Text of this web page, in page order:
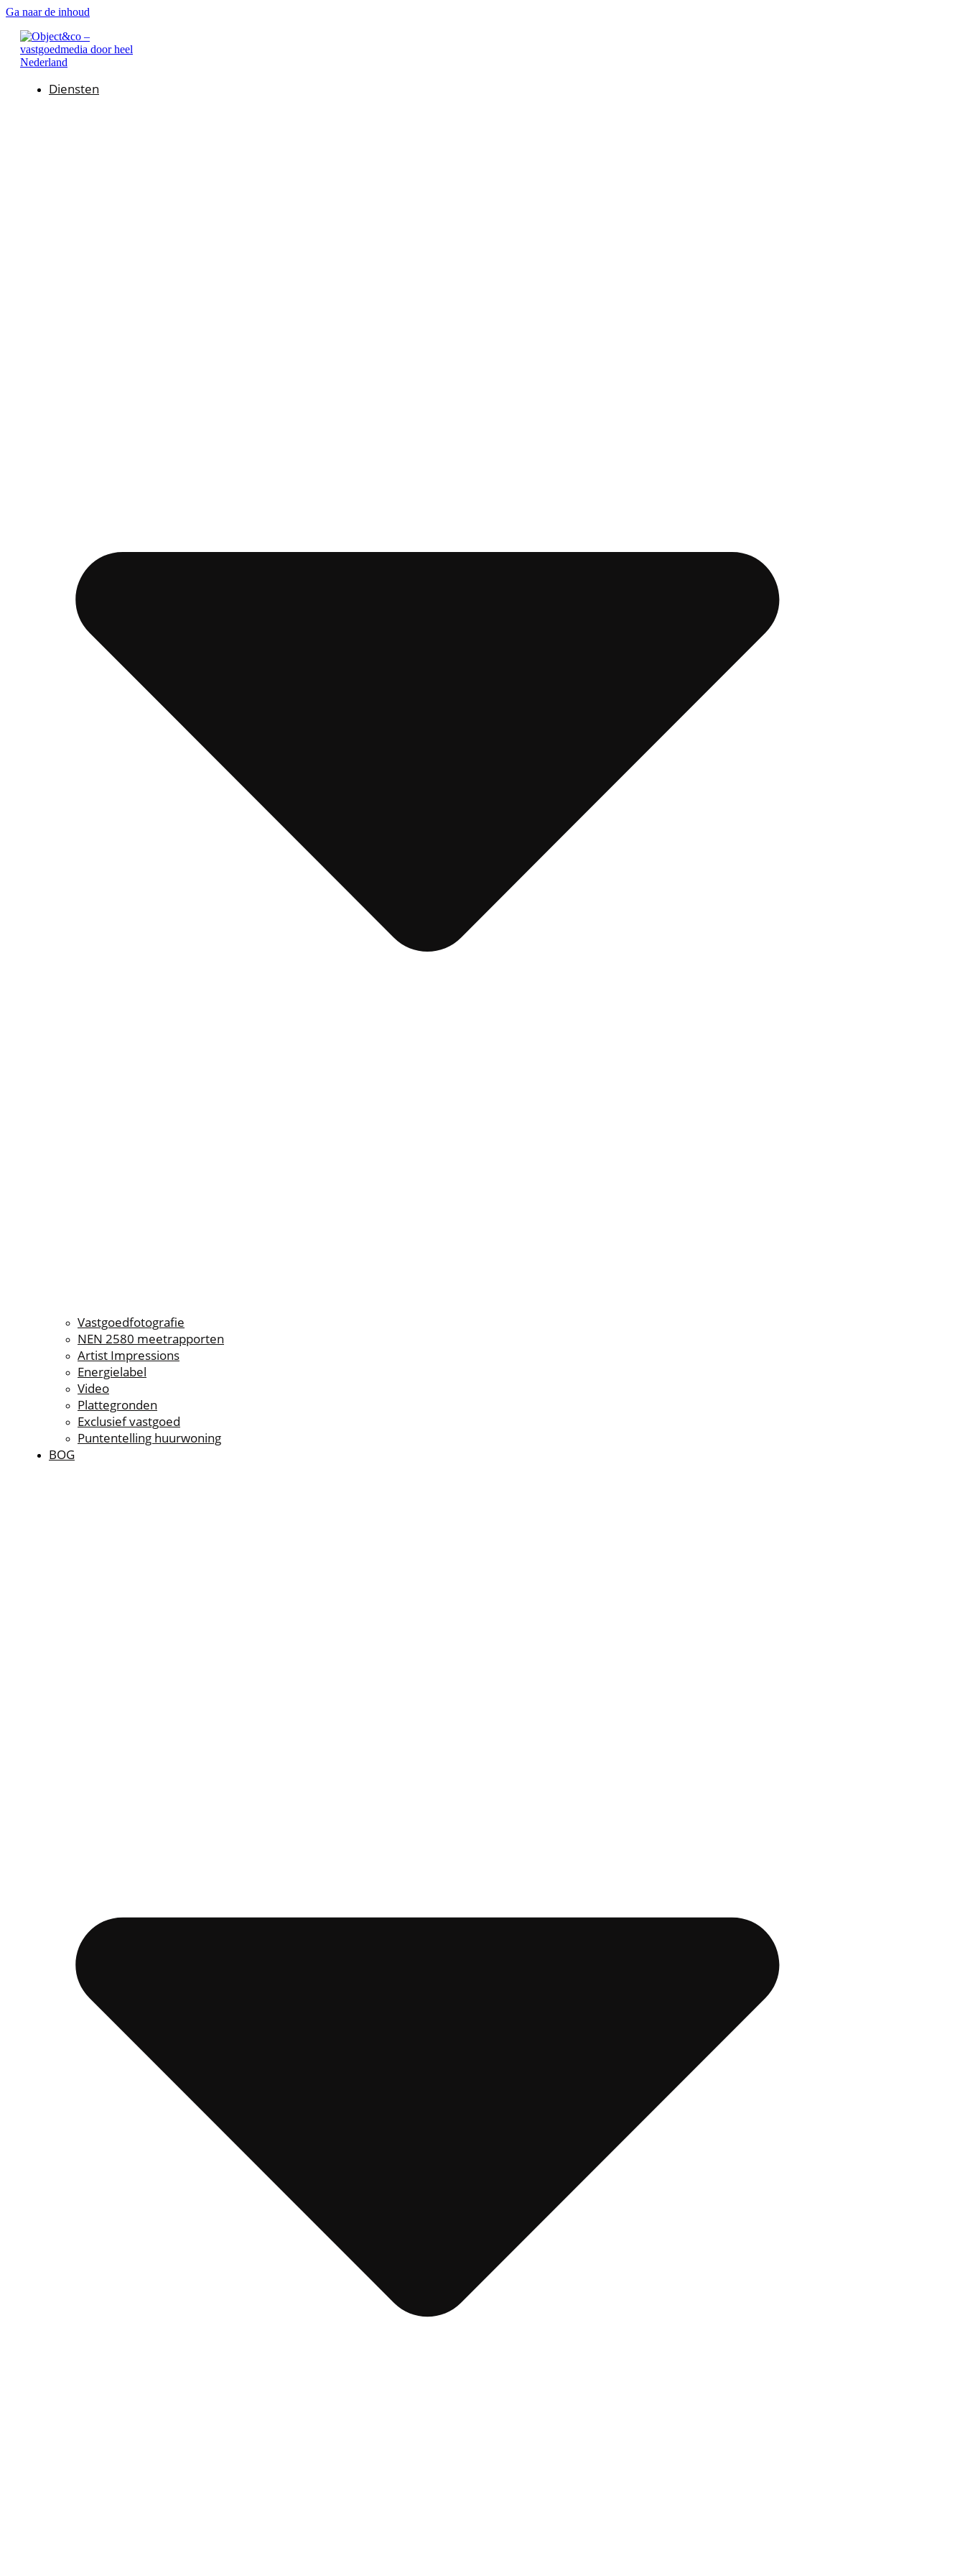
Ga naar de inhoud
Diensten
Vastgoedfotografie
NEN 2580 meetrapporten
Artist Impressions
Energielabel
Video
Plattegronden
Exclusief vastgoed
Puntentelling huurwoning
BOG